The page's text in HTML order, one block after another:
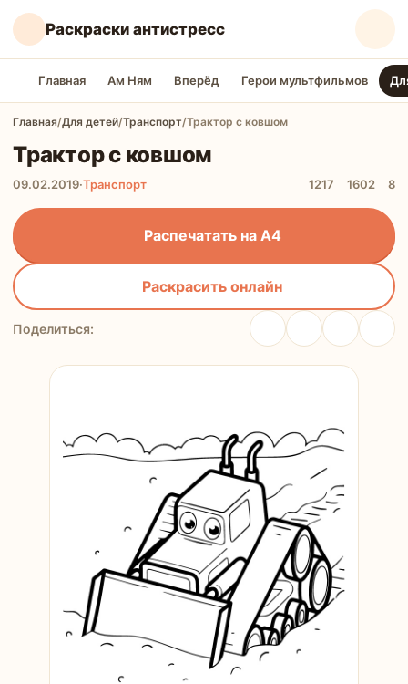
Раскраски антистресс
Главная Ам Ням Вперёд Герои мультфильмов
Главная/Для детей/Транспорт/Трактор с ковшом
Трактор с ковшом
09.02.2019·Транспорт 1217 1602 8
Распечатать на А4
Раскрасить онлайн
Поделиться: